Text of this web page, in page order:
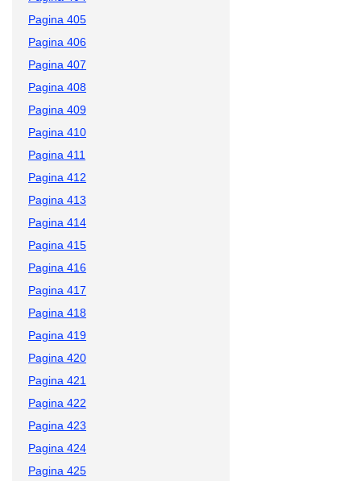
Pagina 405
Pagina 406
Pagina 407
Pagina 408
Pagina 409
Pagina 410
Pagina 411
Pagina 412
Pagina 413
Pagina 414
Pagina 415
Pagina 416
Pagina 417
Pagina 418
Pagina 419
Pagina 420
Pagina 421
Pagina 422
Pagina 423
Pagina 424
Pagina 425